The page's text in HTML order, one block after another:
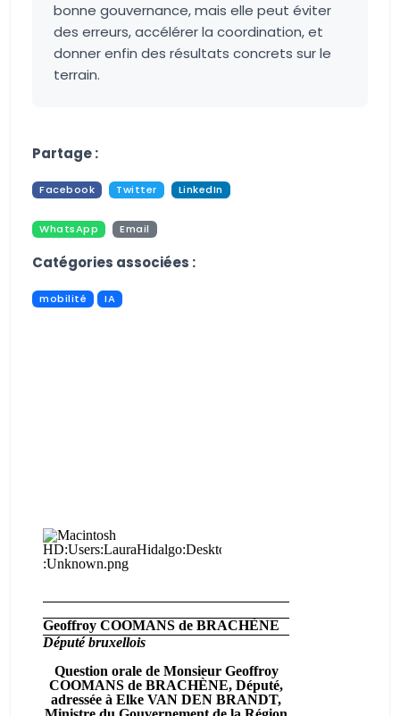
bonne gouvernance, mais elle peut éviter
des erreurs, accélérer la coordination, et
donner enfin des résultats concrets sur le
terrain.
Partage :
Facebook Twitter LinkedIn
WhatsApp Email
Catégories associées :
mobilité IA